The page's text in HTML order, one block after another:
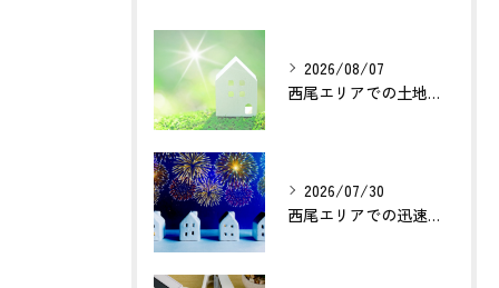
2026/08/07
西尾エリアでの土地売却成功の秘訣とは？
2026/07/30
西尾エリアでの迅速確実な不動産買取のポイントは？